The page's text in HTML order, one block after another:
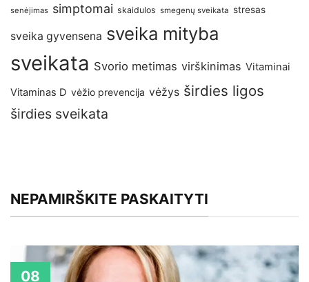
senėjimas simptomai skaidulos smegenų sveikata stresas
sveika gyvensena sveika mityba
sveikata Svorio metimas virškinimas Vitaminai
Vitaminas D vėžio prevencija vėžys širdies ligos
širdies sveikata
NEPAMIRŠKITE PASKAITYTI
08